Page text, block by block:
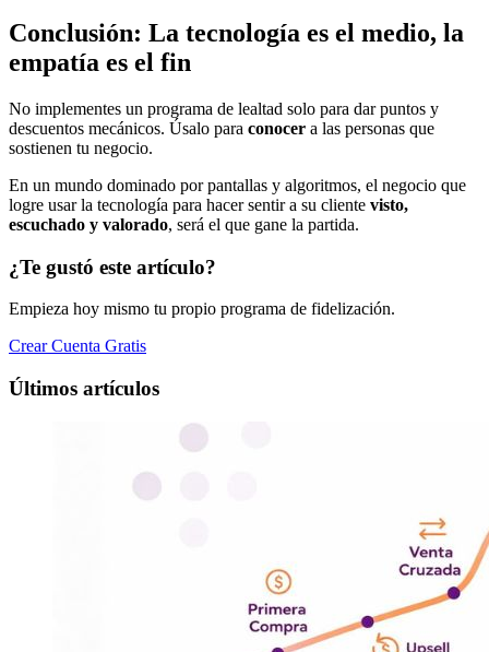
Conclusión: La tecnología es el medio, la
empatía es el fin
No implementes un programa de lealtad solo para dar puntos y
descuentos mecánicos. Úsalo para conocer a las personas que
sostienen tu negocio.
En un mundo dominado por pantallas y algoritmos, el negocio que
logre usar la tecnología para hacer sentir a su cliente visto,
escuchado y valorado, será el que gane la partida.
¿Te gustó este artículo?
Empieza hoy mismo tu propio programa de fidelización.
Crear Cuenta Gratis
Últimos artículos